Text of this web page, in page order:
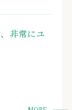
非常にユ